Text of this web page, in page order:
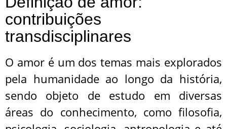
contribuições
transdisciplinares
O amor é um dos temas mais explorados
pela humanidade ao longo da história,
sendo objeto de estudo em diversas
áreas do conhecimento, como filosofia,